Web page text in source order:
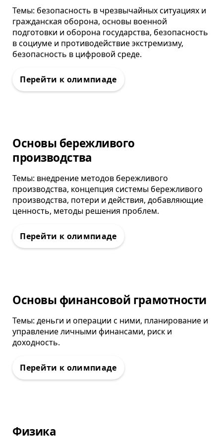
Темы: безопасность в чрезвычайных ситуациях и
гражданская оборона, основы военной
подготовки и оборона государства, безопасность
в социуме и противодействие экстремизму,
безопасность в цифровой среде.
Олимпиада
Основы бережливого
производства
Темы: внедрение методов бережливого
производства, концепция системы бережливого
производства, потери и действия, добавляющие
ценность, методы решения проблем.
Олимпиада
Основы финансовой грамотности
Темы: деньги и операции с ними, планирование и
управление личными финансами, риск и
доходность.
Олимпиада
Физика